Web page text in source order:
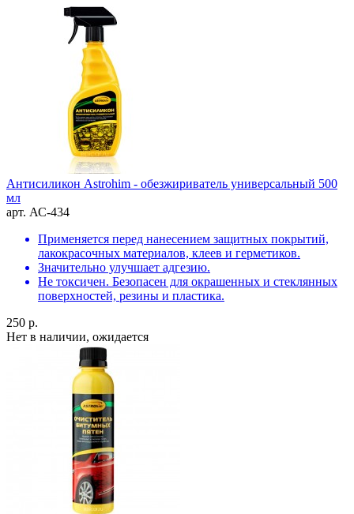
Антисиликон Astrohim - обезжириватель универсальный 500
мл
арт. АС-434
Применяется перед нанесением защитных покрытий,
лакокрасочных материалов, клеев и герметиков.
Значительно улучшает адгезию.
Не токсичен. Безопасен для окрашенных и стеклянных
поверхностей, резины и пластика.
250 р.
Нет в наличии, ожидается